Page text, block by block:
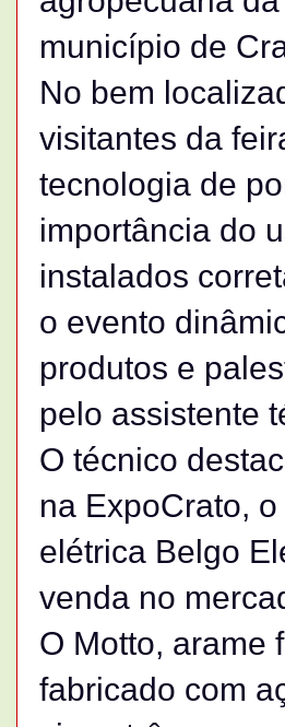
município de
No bem
visitantes da
tecnologia de
importância do
instalados
o evento
produtos e
pelo assistente
O técnico
na ExpoCrato,
elétrica Belgo
venda no
O Motto, arame
fabricado com